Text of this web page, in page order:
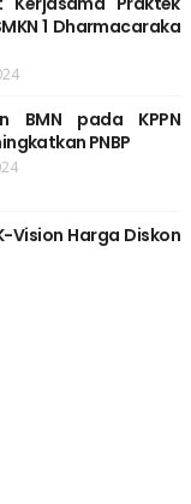
1 Dharmacaraka
BMN pada KPPN
PNBP
Vision Harga Diskon